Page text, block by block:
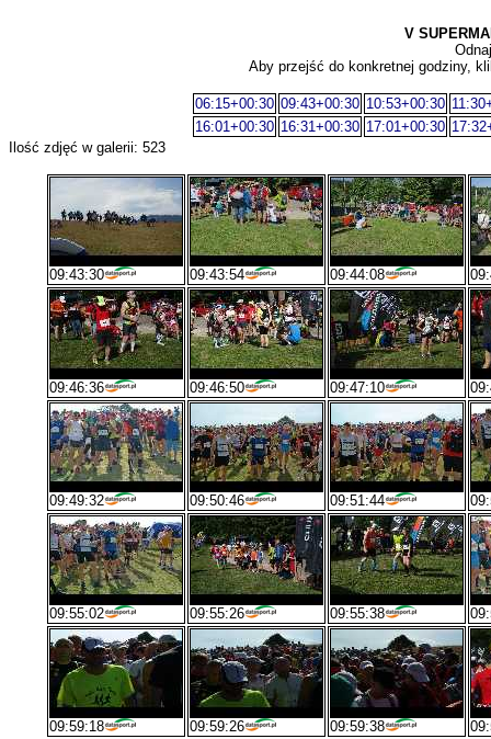
V
Aby przejść do konkretnej godziny,
06:15+00:30 09:43+00:30 10:53+00:30
16:01+00:30 16:31+00:30 17:01+00:30
Ilość zdjęć w galerii: 523
09:43:30 09:43:54 09:44:08
09:46:36 09:46:50 09:47:10
09:49:32 09:50:46 09:51:44
09:55:02 09:55:26 09:55:38
09:59:18 09:59:26 09:59:38